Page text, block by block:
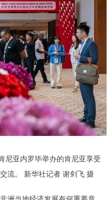
亚内罗毕举办的肯尼亚享受
流。 新华社记者 谢剑飞 摄